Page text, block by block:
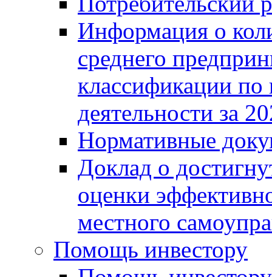
Информация о
среднего
классификации
деятельности за
Нормативные
Доклад о
оценки
местного
Помощь инвестору